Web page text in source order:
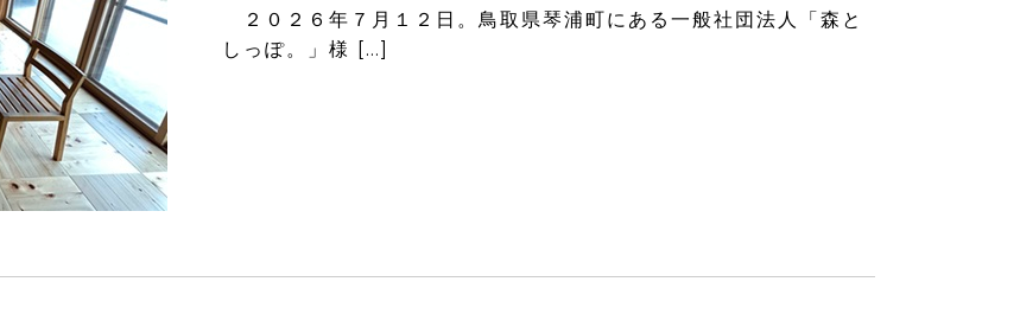
２０２６年７月１２日。鳥取県琴浦町にある一般社団法人「森と
しっぽ。」様 […]